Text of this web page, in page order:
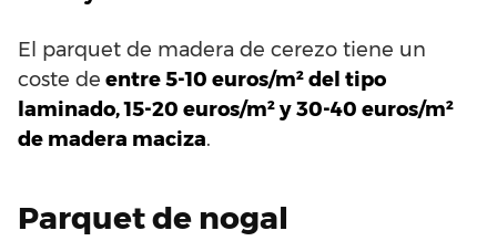
El parquet de madera de cerezo tiene un
coste de entre 5-10 euros/m² del tipo
laminado, 15-20 euros/m² y 30-40 euros/m²
de madera maciza.
Parquet de nogal